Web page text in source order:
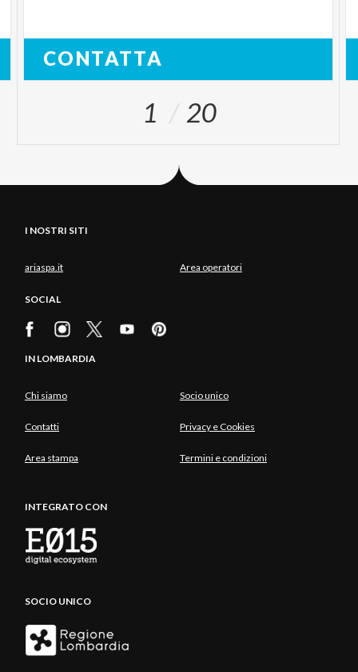
CONTATTA
1 20
I NOSTRI SITI
ariaspa.it Area operatori
SOCIAL
IN LOMBARDIA
Chi siamo Socio unico
Contatti Privacy e Cookies
Area stampa Termini e condizioni
INTEGRATO CON
SOCIO UNICO